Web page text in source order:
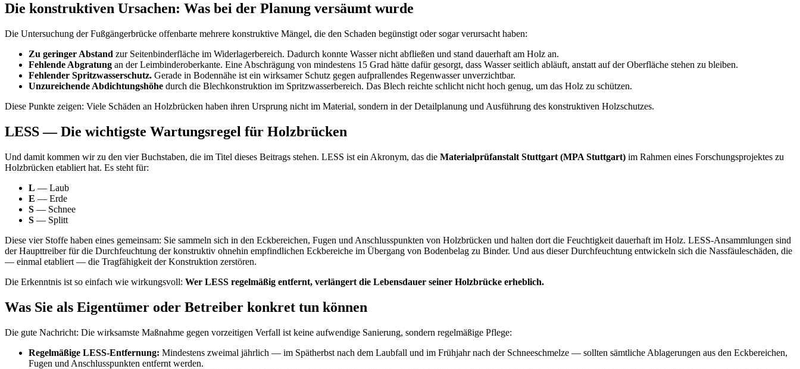
Die konstruktiven Ursachen: Was bei der Planung versäumt wurde
Die Untersuchung der Fußgängerbrücke offenbarte mehrere konstruktive Mängel, die den Schaden begünstigt oder sogar verursacht haben:
Zu geringer Abstand zur Seitenbinderfläche im Widerlagerbereich. Dadurch konnte Wasser nicht abfließen und stand dauerhaft am Holz an.
Fehlende Abgratung an der Leimbinderoberkante. Eine Abschrägung von mindestens 15 Grad hätte dafür gesorgt, dass Wasser seitlich abläuft, anstatt auf der Oberfläche stehen zu bleiben.
Fehlender Spritzwasserschutz. Gerade in Bodennähe ist ein wirksamer Schutz gegen aufprallendes Regenwasser unverzichtbar.
Unzureichende Abdichtungshöhe durch die Blechkonstruktion im Spritzwasserbereich. Das Blech reichte schlicht nicht hoch genug, um das Holz zu schützen.
Diese Punkte zeigen: Viele Schäden an Holzbrücken haben ihren Ursprung nicht im Material, sondern in der Detailplanung und Ausführung des konstruktiven Holzschutzes.
LESS — Die wichtigste Wartungsregel für Holzbrücken
Und damit kommen wir zu den vier Buchstaben, die im Titel dieses Beitrags stehen. LESS ist ein Akronym, das die Materialprüfanstalt Stuttgart (MPA Stuttgart) im Rahmen eines Forschungsprojektes zu
Holzbrücken etabliert hat. Es steht für:
L — Laub
E — Erde
S — Schnee
S — Splitt
Diese vier Stoffe haben eines gemeinsam: Sie sammeln sich in den Eckbereichen, Fugen und Anschlusspunkten von Holzbrücken und halten dort die Feuchtigkeit dauerhaft im Holz. LESS-Ansammlungen sind
der Haupttreiber für die Durchfeuchtung der konstruktiv ohnehin empfindlichen Eckbereiche im Übergang von Bodenbelag zu Binder. Und aus dieser Durchfeuchtung entwickeln sich die Nassfäuleschäden, die
— einmal etabliert — die Tragfähigkeit der Konstruktion zerstören.
Die Erkenntnis ist so einfach wie wirkungsvoll: Wer LESS regelmäßig entfernt, verlängert die Lebensdauer seiner Holzbrücke erheblich.
Was Sie als Eigentümer oder Betreiber konkret tun können
Die gute Nachricht: Die wirksamste Maßnahme gegen vorzeitigen Verfall ist keine aufwendige Sanierung, sondern regelmäßige Pflege:
Regelmäßige LESS-Entfernung: Mindestens zweimal jährlich — im Spätherbst nach dem Laubfall und im Frühjahr nach der Schneeschmelze — sollten sämtliche Ablagerungen aus den Eckbereichen,
Fugen und Anschlusspunkten entfernt werden.